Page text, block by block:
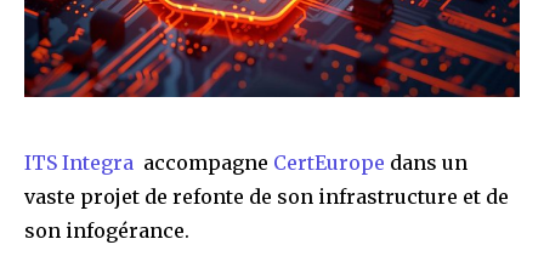
ITS Integra accompagne CertEurope dans un
vaste projet de refonte de son infrastructure et de
son infogérance.